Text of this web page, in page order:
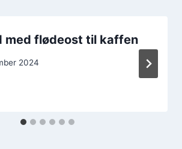
med flødeost til kaffen
2024